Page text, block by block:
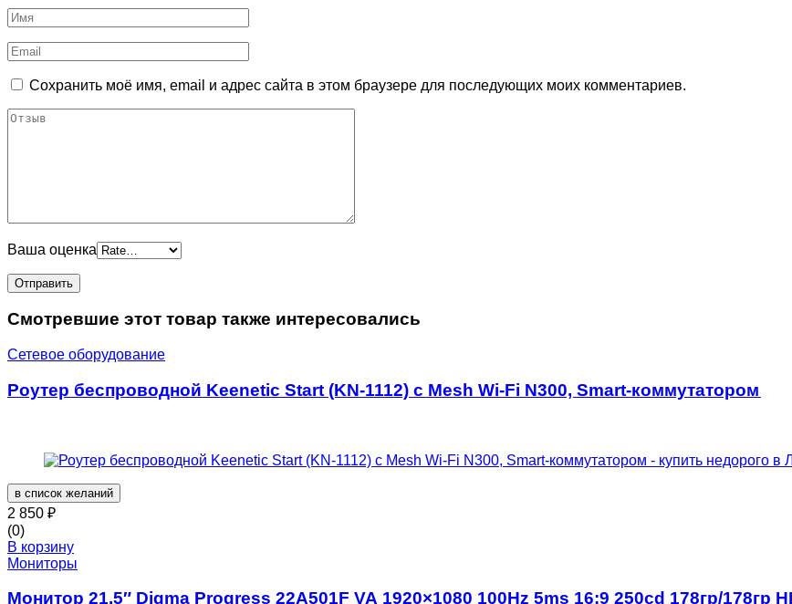
Сохранить моё имя, email и адрес сайта в этом браузере для последующих моих комментариев.
Ваша оценка
Смотревшие этот товар также интересовались
Сетевое оборудование
Роутер беспроводной Keenetic Start (KN-1112) с Mesh Wi-Fi N300, Smart-коммутатором
в список желаний
2 850 ₽
(0)
В корзину
Мониторы
Монитор 21.5″ Digma Progress 22A501F VA 1920×1080 100Hz